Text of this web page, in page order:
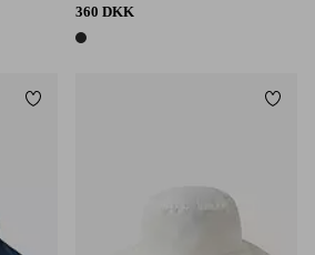
360 DKK
1 farve
Tilføj til favoritter